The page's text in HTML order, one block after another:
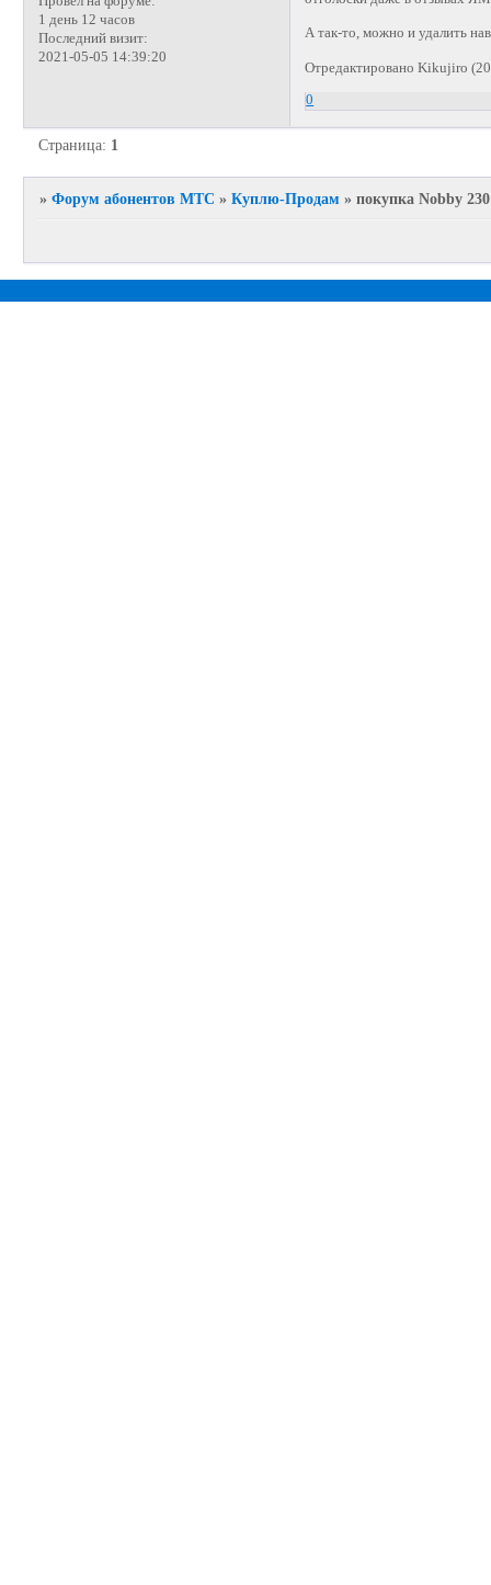
1 день 12 часов
Последний визит:
2021-05-05 14:39:20
А так-то, можно и удалить
Отредактировано Kikujiro
0
Страница: 1
»Форум абонентов МТС »Куплю-Продам »покупка Nobby 230